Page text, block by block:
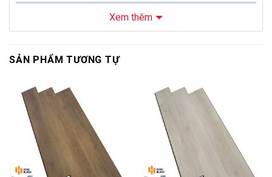
Chi tiết
Sàn Gỗ Hobi Black Cốt Đen 8mm
Mã sản phẩm HB688
Thương hiệu
Loại sản phẩm Sàn gỗ công nghiệp cốt đen
Độ dày 8mm + 1,5mm IXPE
Kích thước 1225 x 202mm
Số lượng
Xem thêm
SẢN PHẨM TƯƠNG TỰ